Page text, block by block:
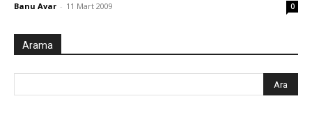
Banu Avar - 11 Mart 2009 0
Arama